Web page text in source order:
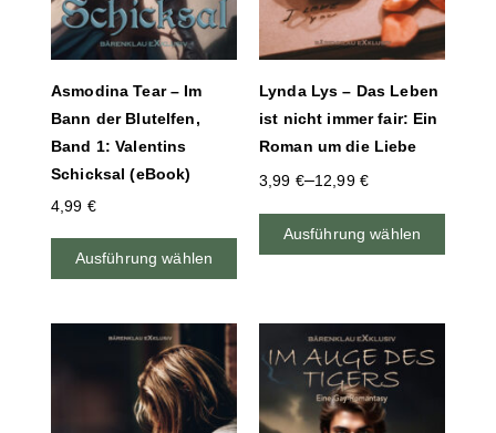
Asmodina Tear – Im
Bann der Blutelfen,
Band 1: Valentins
Schicksal (eBook)
4,99 €
Ausführung wählen
Lynda Lys – Das Leben
ist nicht immer fair: Ein
Roman um die Liebe
3,99 €–12,99 €
Ausführung wählen